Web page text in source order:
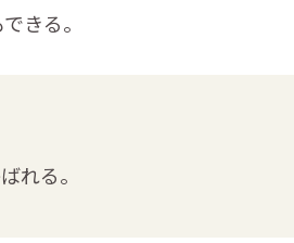
きる。
れる。